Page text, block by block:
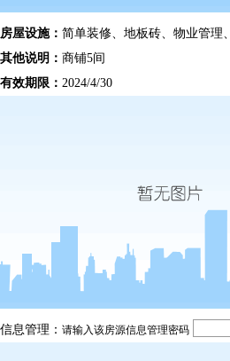
房屋设施： 简单装修、地板砖、物业管理、
其他说明： 商铺5间
有效期限： 2024/4/30
信息管理： 请输入该房源信息管理密码